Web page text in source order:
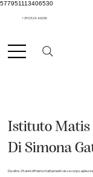
577951113406530
+39 0324 46030
Istituto Matis
Di Simona
Da oltre 25 anni offriamo trattamenti viso e corpo,